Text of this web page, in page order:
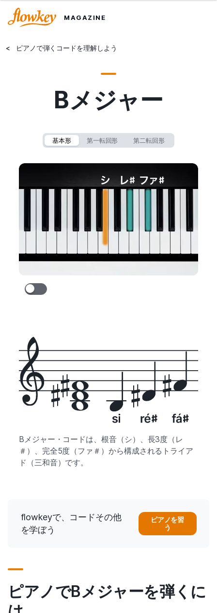
MAGAZINE
< ピアノで弾くコードを理解しよう
Bメジャー
基本形 第一転回形 第二転回形
Bメジャー・コードは、根音（シ）、長3度（レ
＃）、完全5度（ファ＃）から構成されるトライア
ド（三和音）です。
flowkeyで、コードその他
を学ぼう
ピアノを習
う
ピアノでBメジャーを弾くに